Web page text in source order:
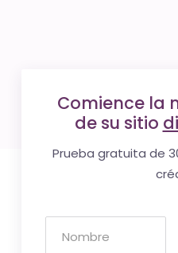
Comience la
de su sitio
Prueba gratuita de